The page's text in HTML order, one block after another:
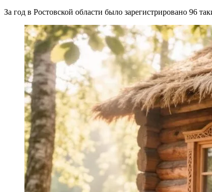
За год в Ростовской области было зарегистрировано 96